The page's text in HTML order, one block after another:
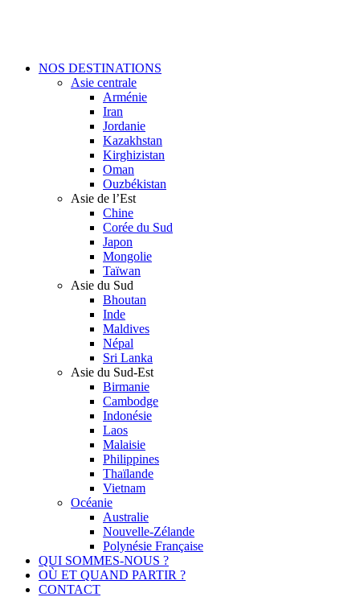
Menu
NOS DESTINATIONS
Asie centrale
Arménie
Iran
Jordanie
Kazakhstan
Kirghizistan
Oman
Ouzbékistan
Asie de l’Est
Chine
Corée du Sud
Japon
Mongolie
Taïwan
Asie du Sud
Bhoutan
Inde
Maldives
Népal
Sri Lanka
Asie du Sud-Est
Birmanie
Cambodge
Indonésie
Laos
Malaisie
Philippines
Thaïlande
Vietnam
Océanie
Australie
Nouvelle-Zélande
Polynésie Française
QUI SOMMES-NOUS ?
OÙ ET QUAND PARTIR ?
CONTACT